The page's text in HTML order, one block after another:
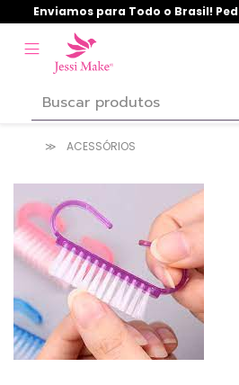
Enviamos para Todo o Brasil!
ACESSÓRIOS